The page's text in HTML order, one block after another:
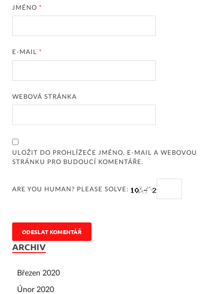
JMÉNO *
E-MAIL *
WEBOVÁ STRÁNKA
ULOŽIT DO PROHLÍŽEČE JMÉNO, E-MAIL A WEBOVOU
STRÁNKU PRO BUDOUCÍ KOMENTÁŘE.
ARE YOU HUMAN? PLEASE SOLVE:
ARCHIV
Březen 2020
Únor 2020